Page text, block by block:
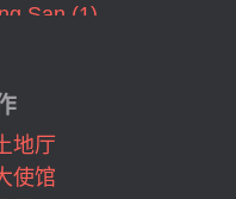
San (1)
(7)
(3)
(25)
地厅
使馆